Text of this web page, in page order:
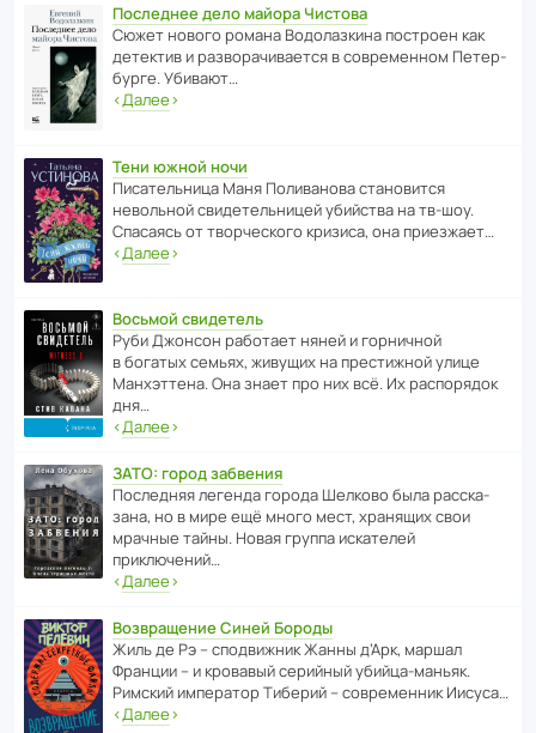
Последнее дело майора Чистова
Сюжет нового романа Водо­ла­з­кина пост­роен как
дете­ктив и разво­ра­чи­ва­ется в совре­менном Пете­р­
бурге. Убивают…
‹Далее›
Тени южной ночи
Писа­тель­ница Маня Поли­ва­нова стано­вится
невольной свиде­тель­ницей убийства на тв-шоу.
Спасаясь от твор­че­с­кого кризиса, она приезжает…
‹Далее›
Восьмой свидетель
Руби Джонсон рабо­тает няней и горни­чной
в богатых семьях, живущих на прес­ти­жной улице
Манх­эт­тена. Она знает про них всё. Их распо­рядок
дня…
‹Далее›
ЗАТО: город забвения
После­дняя легенда города Шелково была расска­
зана, но в мире ещё много мест, хранящих свои
мрачные тайны. Новая группа иска­телей
приключений…
‹Далее›
Возвращение Синей Бороды
Жиль де Рэ – спод­ви­жник Жанны д’Арк, маршал
Франции – и кровавый серийный убийца-маньяк.
Римский импе­ратор Тиберий – совре­менник Иисуса…
‹Далее›